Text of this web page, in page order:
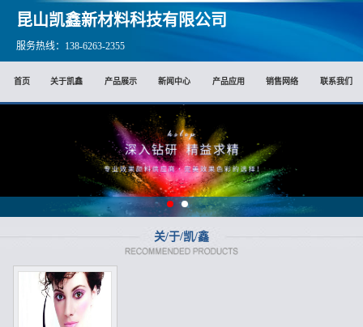
昆山凯鑫新材料科技有限公司
服务热线：138-6263-2355
首页 关于凯鑫 产品展示 新闻中心 产品应用 销售网络 联系我们
关/于/凯/鑫